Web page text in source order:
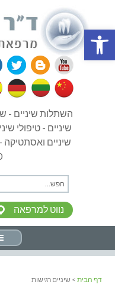
פתח סרגל
השתלות שיניים -
שיניים - טיפולי
נווט למרפאה
דף הבית > שיניים רגישות